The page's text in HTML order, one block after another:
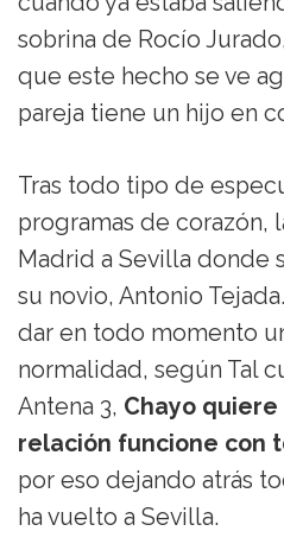
sobrina de Rocío
que este hecho se ve
pareja tiene un hijo en
Tras todo tipo de
programas de corazón,
Madrid a Sevilla donde
su novio, Antonio
dar en todo momento
normalidad, según Tal
Antena 3, Chayo
relación funcione con
por eso dejando atrás
ha vuelto a Sevilla.